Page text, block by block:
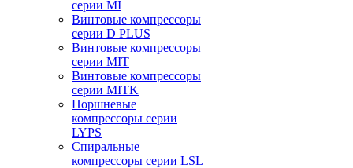
серии MI
Винтовые компрессоры
серии D PLUS
Винтовые компрессоры
серии MIT
Винтовые компрессоры
серии MITK
Поршневые
компрессоры серии
LYPS
Спиральные
компрессоры серии LSL